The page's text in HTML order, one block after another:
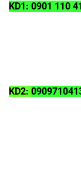
KD1: 0901 110
KD2: